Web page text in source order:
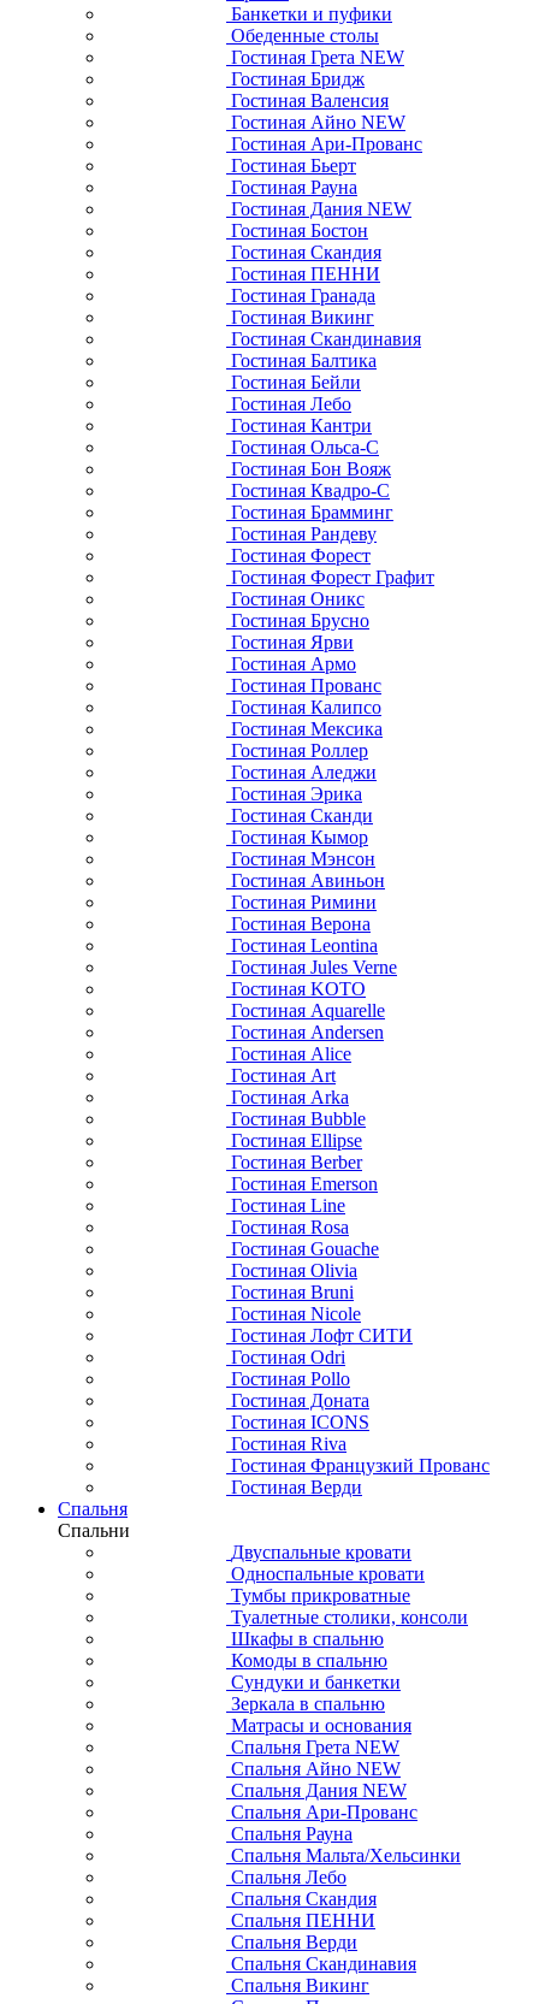
Банкетки и пуфики
Обеденные столы
Гостиная Грета NEW
Гостиная Бридж
Гостиная Валенсия
Гостиная Айно NEW
Гостиная Ари-Прованс
Гостиная Бьерт
Гостиная Рауна
Гостиная Дания NEW
Гостиная Бостон
Гостиная Скандия
Гостиная ПЕННИ
Гостиная Гранада
Гостиная Викинг
Гостиная Скандинавия
Гостиная Балтика
Гостиная Бейли
Гостиная Лебо
Гостиная Кантри
Гостиная Ольса-С
Гостиная Бон Вояж
Гостиная Квадро-С
Гостиная Брамминг
Гостиная Рандеву
Гостиная Форест
Гостиная Форест Графит
Гостиная Оникс
Гостиная Брусно
Гостиная Ярви
Гостиная Армо
Гостиная Прованс
Гостиная Калипсо
Гостиная Мексика
Гостиная Роллер
Гостиная Аледжи
Гостиная Эрика
Гостиная Сканди
Гостиная Кымор
Гостиная Мэнсон
Гостиная Авиньон
Гостиная Римини
Гостиная Верона
Гостиная Leontina
Гостиная Jules Verne
Гостиная KOTO
Гостиная Aquarelle
Гостиная Andersen
Гостиная Alice
Гостиная Art
Гостиная Arka
Гостиная Bubble
Гостиная Ellipse
Гостиная Berber
Гостиная Emerson
Гостиная Line
Гостиная Rosa
Гостиная Gouache
Гостиная Olivia
Гостиная Bruni
Гостиная Nicole
Гостиная Лофт СИТИ
Гостиная Odri
Гостиная Pollo
Гостиная Доната
Гостиная ICONS
Гостиная Riva
Гостиная Французкий Прованс
Гостиная Верди
Спальня
Спальни
Двуспальные кровати
Односпальные кровати
Тумбы прикроватные
Туалетные столики, консоли
Шкафы в спальню
Комоды в спальню
Сундуки и банкетки
Зеркала в спальню
Матрасы и основания
Спальня Грета NEW
Спальня Айно NEW
Спальня Дания NEW
Спальня Ари-Прованс
Спальня Рауна
Спальня Мальта/Хельсинки
Спальня Лебо
Спальня Скандия
Спальня ПЕННИ
Спальня Верди
Спальня Скандинавия
Спальня Викинг